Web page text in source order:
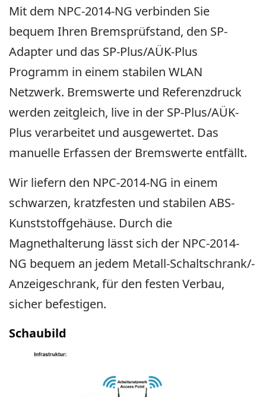
Mit dem NPC-2014-NG verbinden Sie
bequem Ihren Bremsprüfstand, den SP-
Adapter und das SP-Plus/AÜK-Plus
Programm in einem stabilen WLAN
Netzwerk. Bremswerte und Referenzdruck
werden zeitgleich, live in der SP-Plus/AÜK-
Plus verarbeitet und ausgewertet. Das
manuelle Erfassen der Bremswerte entfällt.
Wir liefern den NPC-2014-NG in einem
schwarzen, kratzfesten und stabilen ABS-
Kunststoffgehäuse. Durch die
Magnethalterung lässt sich der NPC-2014-
NG bequem an jedem Metall-Schaltschrank/-
Anzeigeschrank, für den festen Verbau,
sicher befestigen.
Schaubild